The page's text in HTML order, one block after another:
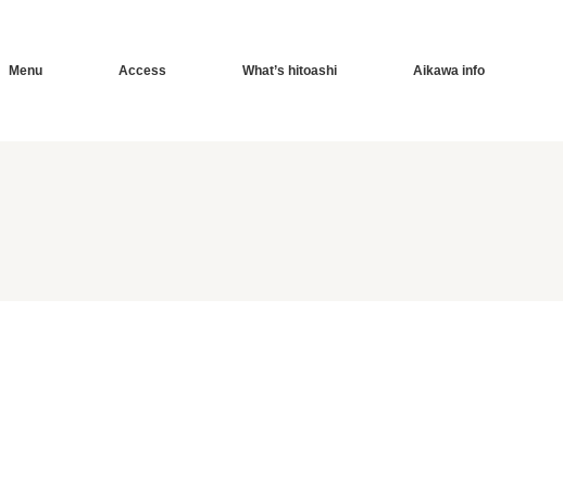
Menu Access What’s hitoashi Aikawa info